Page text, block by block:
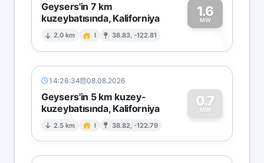
Geysers'in 7 km
kuzeybatısında, Kaliforniya
2.0 km I 38.83, -122.81
1.6
MW1
14:26:34 08.08.2026
Geysers'in 5 km kuzey-
kuzeybatısında, Kaliforniya
2.5 km I 38.82, -122.79
0.7
MW
0